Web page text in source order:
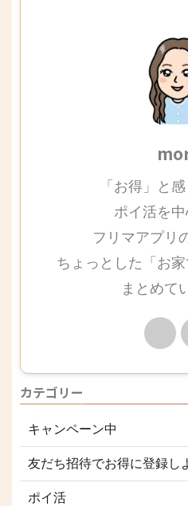
「お得」と
ポイ活を
フリマアプリ
ちょっとした「お
まとめて
カテゴリー
キャンペーン中
友だち招待でお得に登録し
ポイ活